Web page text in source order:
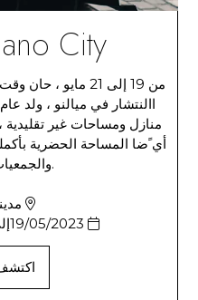
City
منازل ومساحات غير
أي ًضا المساحة الحضرية